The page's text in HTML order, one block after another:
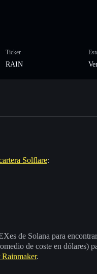
Ticker
RAIN
Solflare:
de Solana para
de coste en dólares)
.